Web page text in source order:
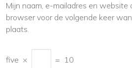
Mijn naam, e-mailadres en website
browser voor de volgende keer
plaats.
five × = 10